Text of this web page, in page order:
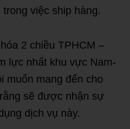
việc ship hàng.
2 chiều TPHCM –
lực nhất khu vực Nam-
muốn mang đến cho
sẽ được nhận sự
dịch vụ này.